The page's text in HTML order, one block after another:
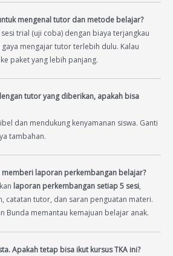
mengenal tutor dan metode belajar?
trial (uji coba) dengan biaya terjangkau
mengajar tutor terlebih dulu. Kalau
paket yang lebih panjang.
tutor yang diberikan, apakah bisa
dan mendukung kenyamanan siswa. Ganti
tambahan.
memberi laporan perkembangan belajar?
laporan perkembangan setiap 5 sesi,
catatan tutor, dan saran penguatan materi.
Bunda memantau kemajuan belajar anak.
Apakah tetap bisa ikut kursus TKA ini?